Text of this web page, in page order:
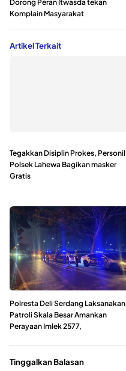
Dorong Peran Itwasda tekan
Komplain Masyarakat
Artikel Terkait
Tegakkan Disiplin Prokes, Personil
Polsek Lahewa Bagikan masker
Gratis
Polresta Deli Serdang Laksanakan
Patroli Skala Besar Amankan
Perayaan Imlek 2577,
Tinggalkan Balasan